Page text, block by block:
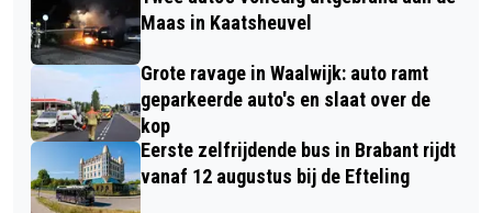
KAATSHEUVEL
WAALWIJK 2025/2026 BEKEND
Maas in Kaatsheuvel
Grote ravage in Waalwijk: auto ramt
geparkeerde auto's en slaat over de
kop
Eerste zelfrijdende bus in Brabant rijdt
vanaf 12 augustus bij de Efteling